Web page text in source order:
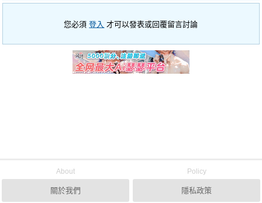
您必須登入 才可以發表或回覆留言討論
About
關於我們
Policy
隱私政策